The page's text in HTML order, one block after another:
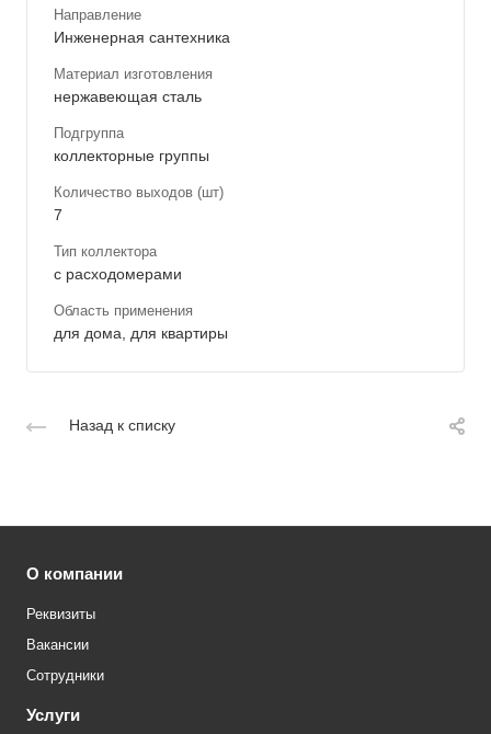
Направление
Инженерная сантехника
Материал изготовления
нержавеющая сталь
Подгруппа
коллекторные группы
Количество выходов (шт)
7
Тип коллектора
с расходомерами
Область применения
для дома, для квартиры
Назад к списку
О компании
Реквизиты
Вакансии
Сотрудники
Услуги